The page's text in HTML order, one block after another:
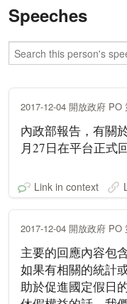
Speeches
2017-12-04 開放政府 PO
內政部報告，有關
月27日在平台正式
Link in context
2017-12-04 開放政府 PO
主要的回應內容包
如果有相關的統計
助於促進國定假日